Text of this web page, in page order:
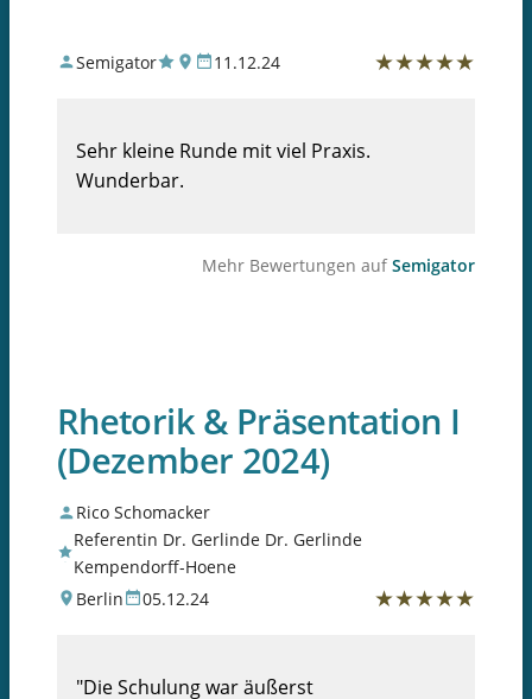
Semigator 11.12.24 ★★★★★
Sehr kleine Runde mit viel Praxis.
Wunderbar.
Mehr Bewertungen aufSemigator
Rhetorik & Präsentation I
(Dezember 2024)
Rico Schomacker
Referentin Dr. Gerlinde Dr. Gerlinde
Kempendorff-Hoene
Berlin
05.12.24 ★★★★★
"Die Schulung war äußerst